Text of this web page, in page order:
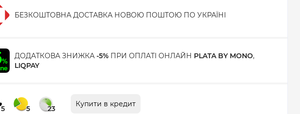
БЕЗКОШТОВНА ДОСТАВКА НОВОЮ ПОШТОЮ ПО УКРАЇНІ
ДОДАТКОВА ЗНИЖКА -5%ПРИ ОПЛАТІ ОНЛАЙН PLATA BY MONO,
LIQPAY
5 5 23
Купити в кредит